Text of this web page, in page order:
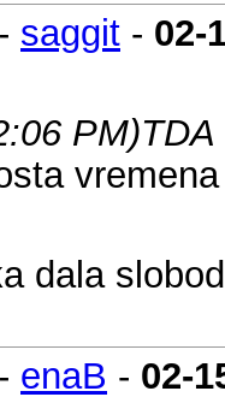
saggit - 02-
PM)
dala
enaB - 02-